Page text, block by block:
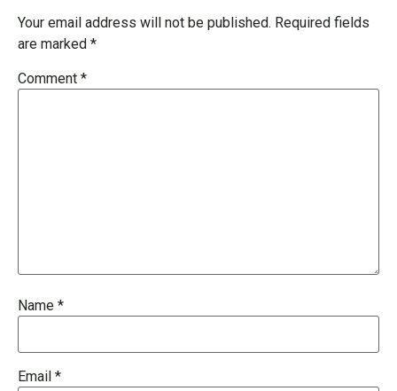
Your email address will not be published. Required fields
are marked *
Comment *
Name *
Email *